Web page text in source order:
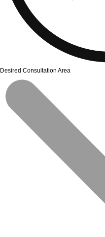
Desired Consultation Area